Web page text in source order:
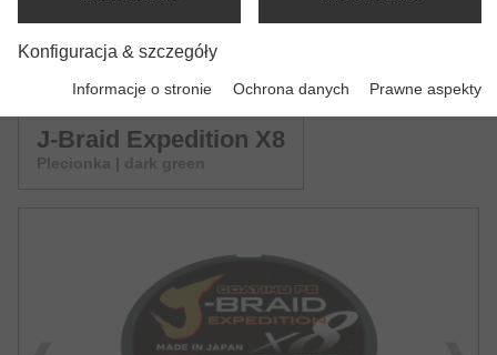
J-Braid Expedition X8
J-Braid Expedition X8
Plecionka | dark green
Konfiguracja & szczegóły
Informacje o stronie Ochrona danych Prawne aspekty